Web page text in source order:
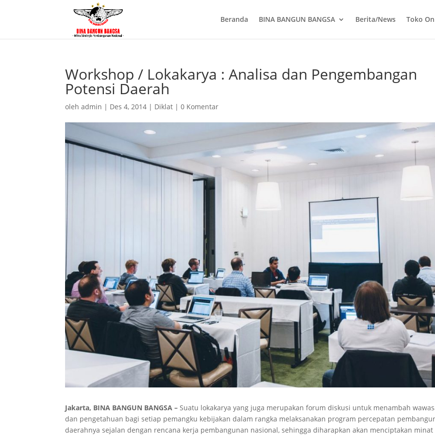
Beranda BINA BANGUN BANGSA Berita/News Toko
Workshop / Lokakarya : Analisa dan Pengembangan
Potensi Daerah
olehadmin | Des 4, 2014 | Diklat |0 Komentar
Jakarta, BINA BANGUN BANGSA – Suatu lokakarya yang juga merupakan forum diskusi untuk menambah
dan pengetahuan bagi setiap pemangku kebijakan dalam rangka melaksanakan program percepatan
daerahnya sejalan dengan rencana kerja pembangunan nasional, sehingga diharapkan akan menciptakan minat